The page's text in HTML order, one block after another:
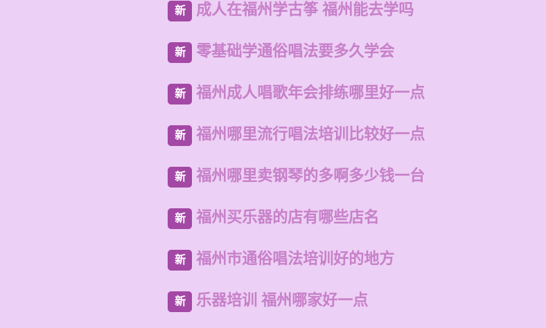
新 成人在福州学古筝 福州能去学吗
新 零基础学通俗唱法要多久学会
新 福州成人唱歌年会排练哪里好一点
新 福州哪里流行唱法培训比较好一点
新 福州哪里卖钢琴的多啊多少钱一台
新 福州买乐器的店有哪些店名
新 福州市通俗唱法培训好的地方
新 乐器培训 福州哪家好一点